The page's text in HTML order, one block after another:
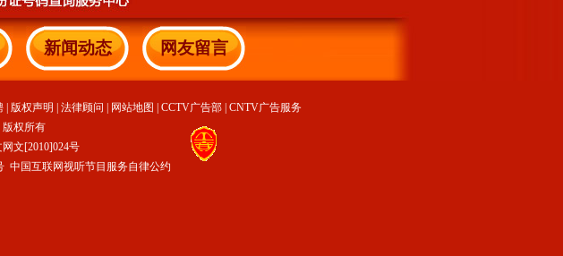
新闻动态 网友留言
版权声明 法律顾问 网站地图 CCTV广告部 CNTV广告服务
权所有
文[2010]024号
中国互联网视听节目服务自律公约